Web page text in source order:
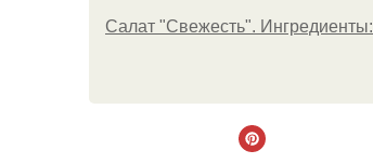
Салат "Свежесть". Ингредиенты: